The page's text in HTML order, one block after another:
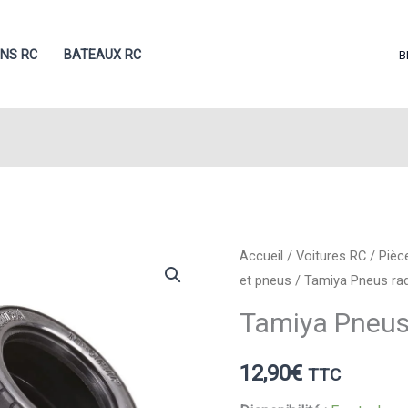
RC BATEAUX RC
Accueil /Voitures RC /
et pneus / Tamiya Pneus
Tamiya
12,90€ TTC